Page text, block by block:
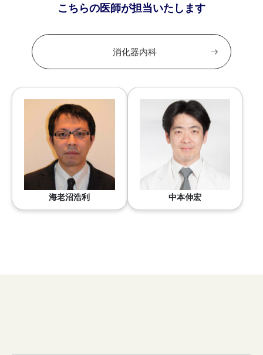
こちらの医師が担当いたします
消化器内科
海老沼浩利 中本伸宏